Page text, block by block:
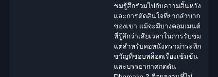
ชมรู้สึกร่วมไปกับความสิ้นหวัง
และการตัดสินใจที่ยากลำบาก
ของเขา แม้จะมีบางคอมเมนต์
ที่รู้สึกว่าเสียเวลาในการรับชม
แต่สำหรับคอหนังดราม่าระทึก
ขวัญที่ชอบพล็อตเรื่องเข้มข้น
และบรรยากาศกดดัน